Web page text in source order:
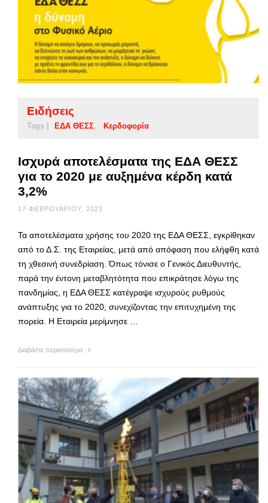
Ειδήσεις
Tags | ΕΔΑ ΘΕΣΣ Κερδοφορία
Ισχυρά αποτελέσματα της ΕΔΑ ΘΕΣΣ
για το 2020 με αυξημένα κέρδη κατά
3,2%
17 ΦΕΒΡΟΥΑΡΊΟΥ, 2021
Τα αποτελέσματα χρήσης του 2020 της ΕΔΑ ΘΕΣΣ, εγκρίθηκαν
από το Δ.Σ. της Εταιρείας, μετά από απόφαση που ελήφθη κατά
τη χθεσινή συνεδρίαση. Όπως τόνισε ο Γενικός Διευθυντής,
παρά την έντονη μεταβλητότητα που επικράτησε λόγω της
πανδημίας, η ΕΔΑ ΘΕΣΣ κατέγραψε ισχυρούς ρυθμούς
ανάπτυξης για το 2020, συνεχίζοντας την επιτυχημένη της
πορεία. Η Εταιρεία μερίμνησε …
Διαβάστε περισσότερα